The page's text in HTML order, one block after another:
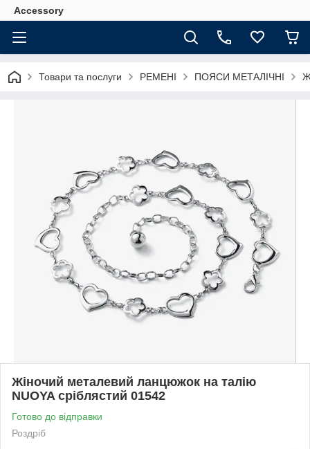
Accessory
Товари та послуги РЕМЕНІ ПОЯСИ МЕТАЛІЧНІ
Жіночий металевий ланцюжок на талію
NUOYA сріблястий 01542
Готово до відправки
Роздріб